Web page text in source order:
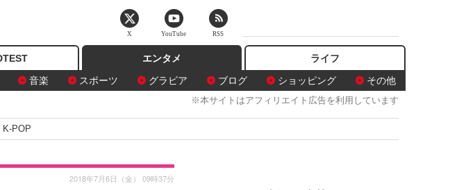
エンタメ
音楽 スポーツ グラビア ブログ ショッピング その他
ライフ
※本サイトはアフィリエイト広告を利用しています
K-POP
2018年7月6日（金） 09時37分
X YouTube RSS